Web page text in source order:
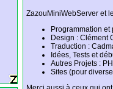
ZazouMiniWebServer et
Programmation et
Design : Clément
Traduction :
Idées, Tests et
Autres Projets :
Sites (pour